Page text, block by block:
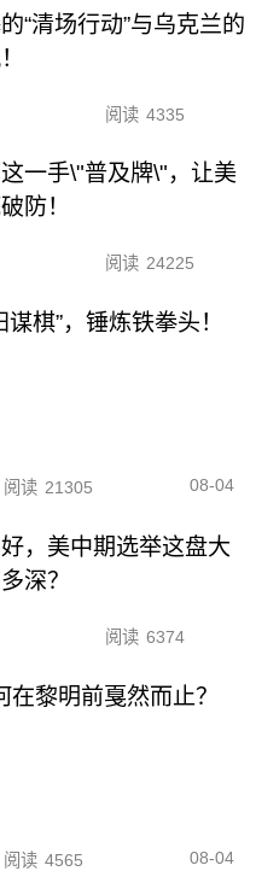
“清场行动”与乌克兰的
阅读 4335
一手\"普及牌\"，让美
防！
阅读 24225
棋”，锤炼铁拳头！
阅读 21305 08-04
，美中期选举这盘大
深？
阅读 6374
黎明前戛然而止？
阅读 4565 08-04